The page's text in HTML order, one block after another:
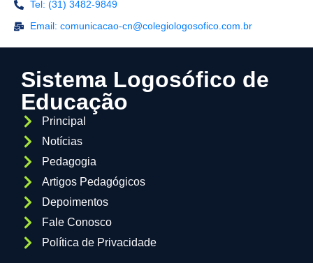
Tel: (31) 3482-9849
Email: comunicacao-cn@colegiologosofico.com.br
Sistema Logosófico de
Educação
Principal
Notícias
Pedagogia
Artigos Pedagógicos
Depoimentos
Fale Conosco
Política de Privacidade